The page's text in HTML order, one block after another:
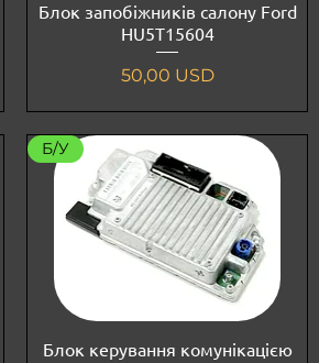
Блок запобіжників салону Ford
HU5T15604
Ціна
50,00 USD
Б/У
Блок керування комунікацією